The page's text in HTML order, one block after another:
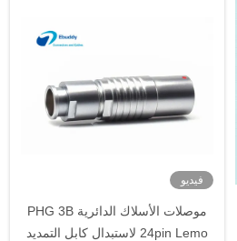
فيديو
موصلات الأسلاك الدائرية PHG 3B
24pin Lemo لاستبدال كابل التمديد